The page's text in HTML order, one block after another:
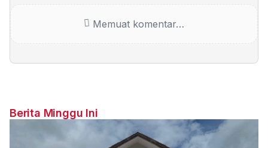
Memuat komentar…
Berita Minggu Ini